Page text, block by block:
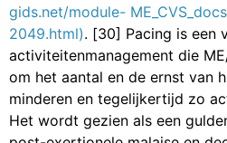
gids.net/module-
2049.html). [30] Pacing is een
activiteitenmanagement die
om het aantal en de ernst van
minderen en tegelijkertijd zo
Het wordt gezien als een